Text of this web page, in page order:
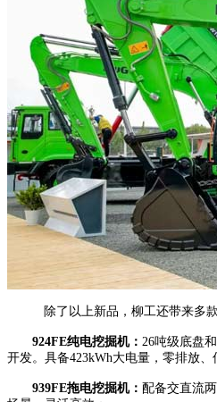
除了以上新品，柳工还带来多
924FE纯电挖掘机： 26吨级底盘
开发。具备423kWh大电量，零排放
939FE拖电挖掘机： 配备交直流